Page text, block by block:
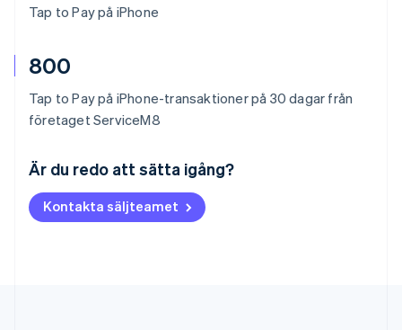
Tap to Pay på iPhone
800
Tap to Pay på iPhone-transaktioner på 30 dagar från
företaget ServiceM8
Är du redo att sätta igång?
Kontakta säljteamet
Belgien
NederlandsFrançaisDeutsch
Brasilien
PortuguêsEnglish